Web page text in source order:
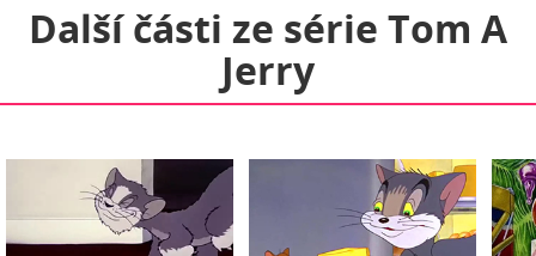
Další části ze série Tom A
Jerry